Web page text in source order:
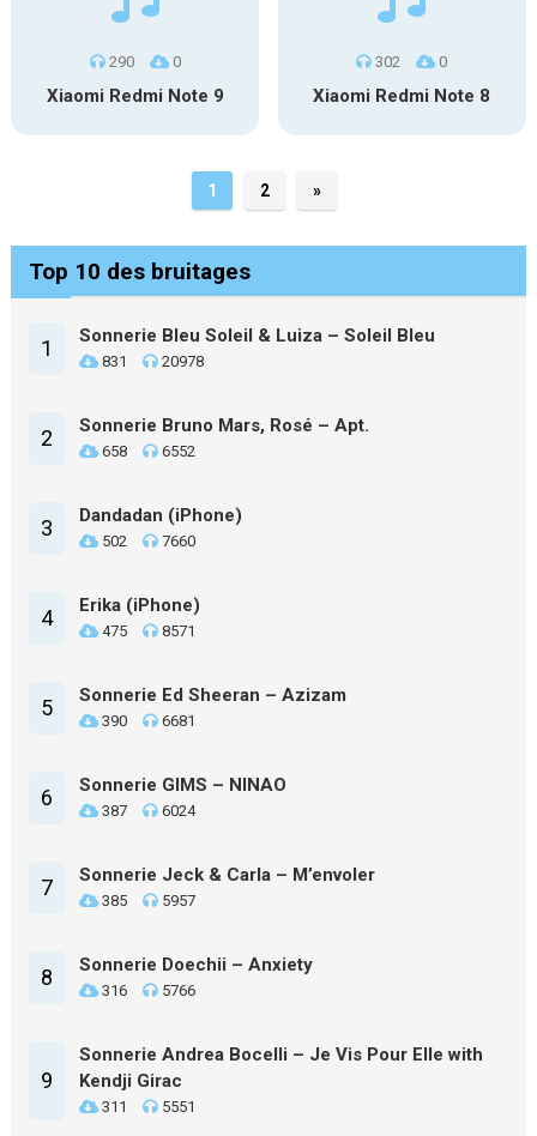
290 0
Xiaomi Redmi Note 9
302 0
Xiaomi Redmi Note 8
1 2 »
Top 10 des bruitages
1 Sonnerie Bleu Soleil & Luiza – Soleil Bleu
831 20978
2 Sonnerie Bruno Mars, Rosé – Apt.
658 6552
3 Dandadan (iPhone)
502 7660
4 Erika (iPhone)
475 8571
5 Sonnerie Ed Sheeran – Azizam
390 6681
6 Sonnerie GIMS – NINAO
387 6024
7 Sonnerie Jeck & Carla – M’envoler
385 5957
8 Sonnerie Doechii – Anxiety
316 5766
9
Sonnerie Andrea Bocelli – Je Vis Pour Elle with
Kendji Girac
311 5551